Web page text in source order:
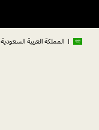
| المملكة العربية السعودية